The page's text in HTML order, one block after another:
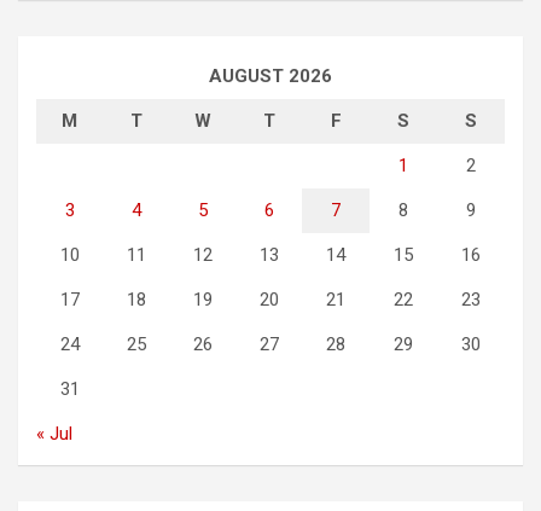
AUGUST 2026
M T W T F S S
1 2
3 4 5 6 7 8 9
10 11 12 13 14 15 16
17 18 19 20 21 22 23
24 25 26 27 28 29 30
31
« Jul